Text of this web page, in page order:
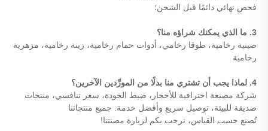
فحص نهائي دائمًا قبل الشحن؛
3. ما الذي يمكنك شراؤه منا؟
صينية رخامية، طوقا رخامي، أدوات حمام رخامية، زينة رخامية، مزهرية
رخامية
4. لماذا يجب أن تشتري منا بدلًا من المورِّدين الآخرين؟
شركة مصنعة احترافية للأحجار، ضبط الجودة، سعر تنافسي، منتجات
صديقة للبيئة، توصيل سريع وأفضل خدمة. جميع منتجاتنا
تُصنع حسب القياس، نرحب بكم لزيارة مصنتنا!